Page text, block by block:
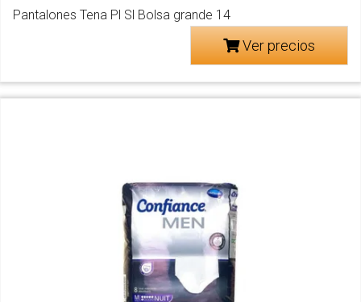
Pantalones Tena Pl Sl Bolsa grande 14
Ver precios